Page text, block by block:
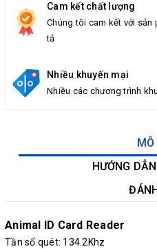
Cam kết chất lượng
Chúng tôi cam kết với
tả
Nhiều khuyến mại
Nhiều các chương trình
HƯỚNG
Animal ID Card Reader
Tần số quét: 134.2Khz